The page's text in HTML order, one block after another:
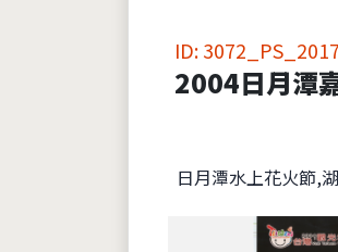
ID:
2004日月潭
日月潭水上花火節,